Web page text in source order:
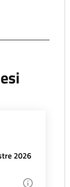
2026